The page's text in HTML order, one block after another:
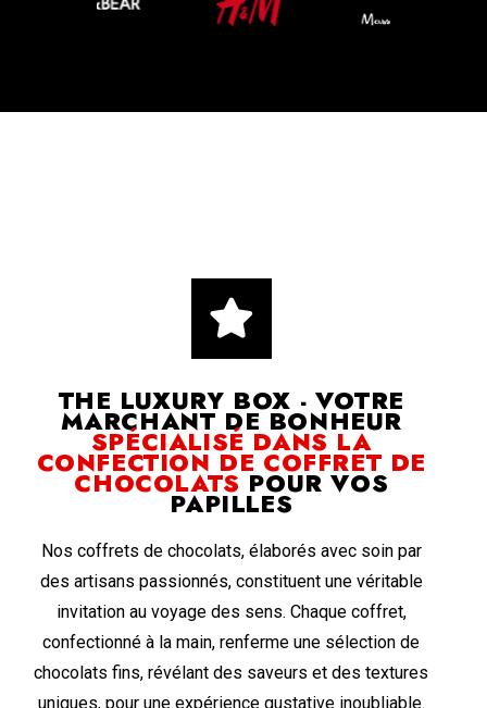
THE LUXURY BOX - VOTRE
MARCHANT DE BONHEUR
SPÉCIALISÉ DANS LA
CONFECTION DE COFFRET DE
CHOCOLATSPOUR VOS
PAPILLES
Nos coffrets de chocolats, élaborés avec soin par
des artisans passionnés, constituent une véritable
invitation au voyage des sens. Chaque coffret,
confectionné à la main, renferme une sélection de
chocolats fins, révélant des saveurs et des textures
uniques, pour une expérience gustative inoubliable.